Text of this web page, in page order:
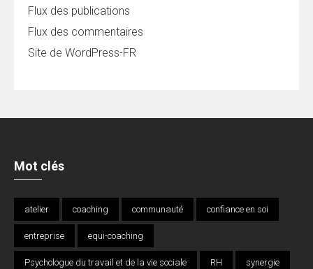
Flux des publications
Flux des commentaires
Site de WordPress-FR
Mot clés
atelier coaching communauté confiance en soi
entreprise equi-coaching
Psychologue du travail et de la vie sociale RH synergie